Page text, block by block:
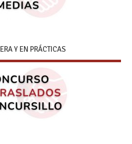
Y EN PRÁCTICAS